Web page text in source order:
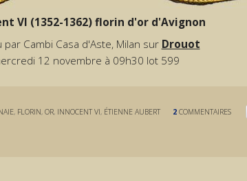
VI (1352-1362) florin d'or d'Avignon
par Cambi Casa d'Aste, Milan sur Drouot
12 novembre à 09h30 lot 599
, FLORIN,OR, INNOCENT VI, ÉTIENNE AUBERT 2 COMMENTAIRES